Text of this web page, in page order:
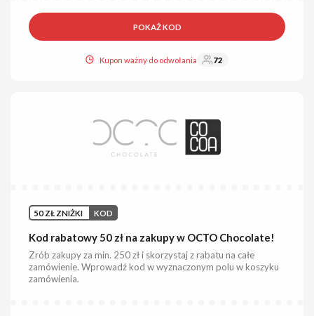
POKAŻ KOD
Kupon ważny do odwołania 72
50 ZŁ ZNIŻKI KOD
Kod rabatowy 50 zł na zakupy w OCTO Chocolate!
Zrób zakupy za min. 250 zł i skorzystaj z rabatu na całe
zamówienie. Wprowadź kod w wyznaczonym polu w koszyku
zamówienia.